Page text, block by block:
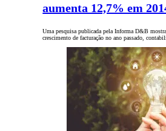
aumenta 12,7% em
Uma pesquisa publicada pela Informa D&B
crescimento de facturação no ano passado,